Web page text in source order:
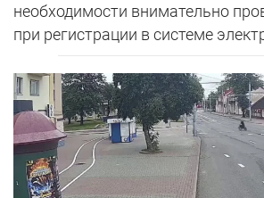
необходимости внимательно
при регистрации в системе